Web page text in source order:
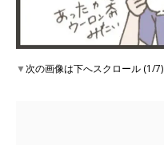
▼次の画像は下へスクロール (1/7)